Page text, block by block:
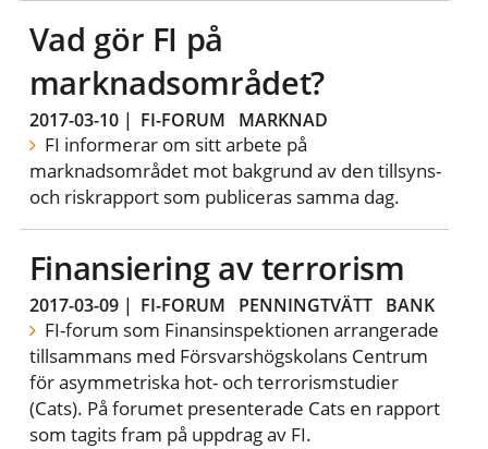
Vad gör FI på
marknadsområdet?
2017-03-10| FI-FORUM MARKNAD
FI informerar om sitt arbete på
marknadsområdet mot bakgrund av den tillsyns-
och riskrapport som publiceras samma dag.
Finansiering av terrorism
2017-03-09| FI-FORUM PENNINGTVÄTT BANK
FI-forum som Finansinspektionen arrangerade
tillsammans med Försvarshögskolans Centrum
för asymmetriska hot- och terrorismstudier
(Cats). På forumet presenterade Cats en rapport
som tagits fram på uppdrag av FI.